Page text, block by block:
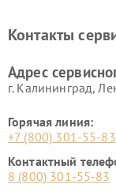
Контакты
Адрес
г. Калининград,
Горячая линия:
+7 (800) 301-55-83
Контактный
8 (800) 301-55-83